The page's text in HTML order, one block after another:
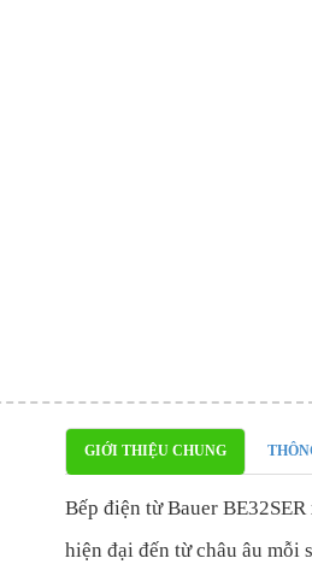
GIỚI THIỆU CHUNG
Bếp điện từ Bauer
hiện đại đến từ châu âu mỗi